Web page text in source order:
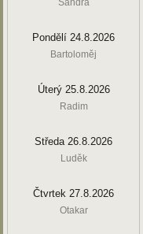
Sandra
Pondělí 24.8.2026
Bartoloměj
Úterý 25.8.2026
Radim
Středa 26.8.2026
Luděk
Čtvrtek 27.8.2026
Otakar